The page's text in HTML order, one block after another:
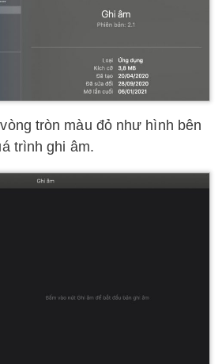
tròn màu đỏ như hình bên
trình ghi âm.